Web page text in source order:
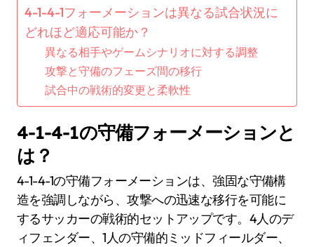
4-1-4-1フォーメーションは異なる試合状況に
どれほど適応可能か？
異なる相手やゲームシナリオに対する調整
攻撃と守備のフェーズ間の移行
試合中の戦術的変更と柔軟性
4-1-4-1の守備フォーメーションと
は？
4-1-4-1の守備フォーメーションは、強固な守備構
造を強調しながら、攻撃への迅速な移行を可能に
するサッカーの戦術的セットアップです。4人のデ
ィフェンダー、1人の守備的ミッドフィールダー、